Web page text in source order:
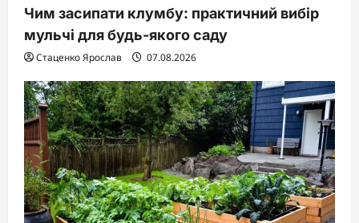
Чим засипати клумбу: практичний вибір
мульчі для будь-якого саду
Стаценко Ярослав 07.08.2026